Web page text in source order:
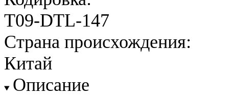
T09-DTL-147
Страна происхождения:
Китай
Описание